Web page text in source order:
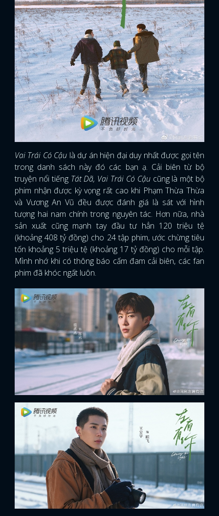
Vai Trái Có Cậu là dự án hiện đại duy nhất được gọi tên
trong danh sách này đó các bạn ạ. Cải biên từ bộ
truyện nổi tiếng Tát Dã, Vai Trái Có Cậucũng là một bộ
phim nhận được kỳ vọng rất cao khi Phạm Thừa Thừa
và Vương An Vũ đều được đánh giá là sát với hình
tượng hai nam chính trong nguyên tác. Hơn nữa, nhà
sản xuất cũng mạnh tay đầu tư hẳn 120 triệu tệ
(khoảng 408 tỷ đồng) cho 24 tập phim, ước chừng tiêu
tốn khoảng 5 triệu tệ (khoảng 17 tỷ đồng) cho mỗi tập.
Mình nhớ khi có thông báo cấm đam cải biên, các fan
phim đã khóc ngất luôn.